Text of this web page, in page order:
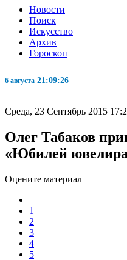
Новости
Поиск
Искусство
Архив
Гороскоп
6 августа 21:09:26
Среда, 23 Сентябрь 2015
Олег Табаков
«Юбилей
Оцените материал
1
2
3
4
5